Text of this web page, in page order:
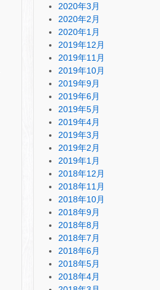
2020年3月
2020年2月
2020年1月
2019年12月
2019年11月
2019年10月
2019年9月
2019年6月
2019年5月
2019年4月
2019年3月
2019年2月
2019年1月
2018年12月
2018年11月
2018年10月
2018年9月
2018年8月
2018年7月
2018年6月
2018年5月
2018年4月